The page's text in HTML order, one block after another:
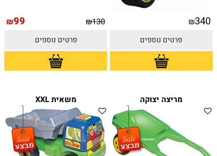
₪340
פרטים נוספים
₪130
₪99
פרטים נוספים
מריצה יצוקה משאית XXL